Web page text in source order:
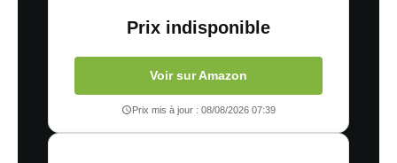
Prix indisponible
Voir sur Amazon
Prix mis à jour : 08/08/2026 07:39